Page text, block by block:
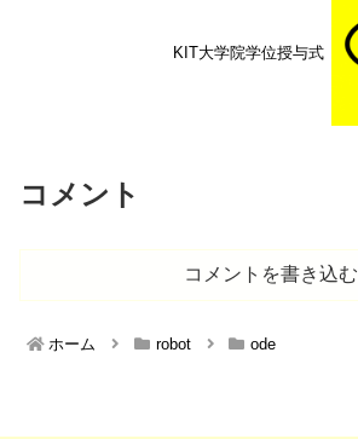
KIT大学院学位授与式
コメント
コメントを書き込む
ホーム robot ode